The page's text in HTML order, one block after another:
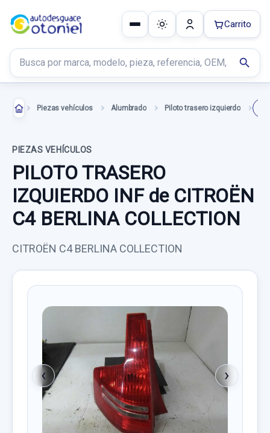
Buscar productos
search
Carrito
Piezas vehículos Alumbrado Piloto trasero izquierdo
PIEZAS VEHÍCULOS
PILOTO TRASERO
IZQUIERDO INF de CITROËN
C4 BERLINA COLLECTION
CITROËN C4 BERLINA COLLECTION
‹ ›